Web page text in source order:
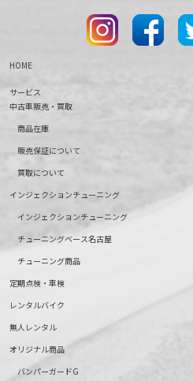
HOME
サービス
中古車販売・買取
商品在庫
販売保証について
買取について
インジェクションチューニング
インジェクションチューニング
チューニングベース名古屋
チューニング商品
定期点検・車検
レンタルバイク
無人レンタル
オリジナル商品
バンパーガードG